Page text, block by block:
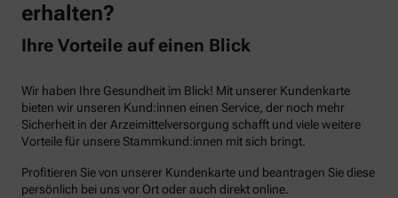
erhalten?
Ihre Vorteile auf einen Blick
Wir haben Ihre Gesundheit im Blick! Mit unserer Kundenkarte
bieten wir unseren Kund:innen einen Service, der noch mehr
Sicherheit in der Arzeimittelversorgung schafft und viele weitere
Vorteile für unsere Stammkund:innen mit sich bringt.
Profitieren Sie von unserer Kundenkarte und beantragen Sie diese
persönlich bei uns vor Ort oder auch direkt online.